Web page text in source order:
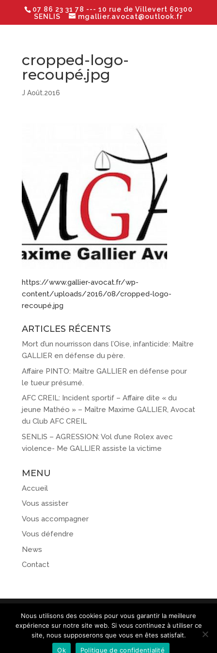
07 86 23 31 78 --- 10 rue de Villevert 60300
SENLIS
mgallier.avocat@outlook.fr
cropped-logo-
recoupé.jpg
J Août.2016
https://www.gallier-avocat.fr/wp-
content/uploads/2016/08/cropped-logo-
recoupé.jpg
ARTICLES RÉCENTS
Mort d’un nourrisson dans l’Oise, infanticide: Maître
GALLIER en défense du père.
Affaire PINTO: Maître GALLIER en défense pour
le tueur présumé.
AFC CREIL: Incident sportif – Affaire dite « du
jeune Mathéo » – Maître Maxime GALLIER, Avocat
du Club AFC CREIL
SENLIS – AGRESSION: Vol d’une Rolex avec
violence- Me GALLIER assiste la victime
MENU
Accueil
Vous assister
Vous accompagner
Vous défendre
News
Contact
@Maxime Gallier - 10 rue de Villevert 60300 SENLIS - 07
86 23 31 78 Conseil de l'Ordre des Avocats | Mentions
légales
Nous utilisons des cookies pour vous garantir la meilleure
expérience sur notre site web. Si vous continuez à utiliser ce
site, nous supposerons que vous en êtes satisfait.
Ok
Politique de confidentialité